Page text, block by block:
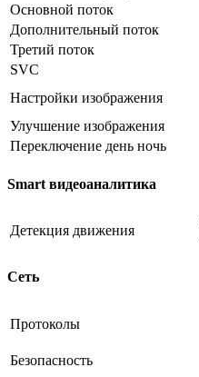
Основной поток
Дополнительный поток
Третий поток
SVC
Настройки изображения
Улучшение изображения
Переключение день ночь
Smart видеоаналитика
Детекция движения
Сеть
Протоколы
Безопасность